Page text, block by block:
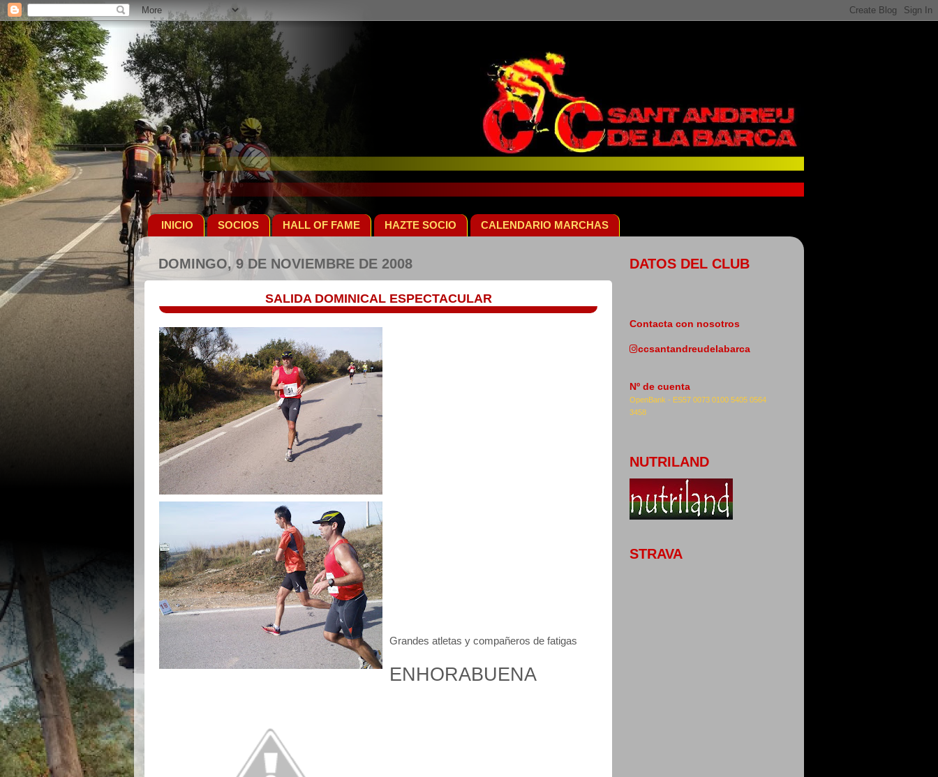
INICIO SOCIOS HALL OF FAME HAZTE SOCIO CALENDARIO MARCHAS
DOMINGO, 9 DE NOVIEMBRE DE 2008
SALIDA DOMINICAL ESPECTACULAR
Grandes atletas y compañeros de fatigas
ENHORABUENA
DATOS DEL CLUB
Contacta con nosotros
ccsantandreudelabarca
Nº de cuenta
OpenBank - ES57 0073 0100 5405 0564
3458
NUTRILAND
STRAVA